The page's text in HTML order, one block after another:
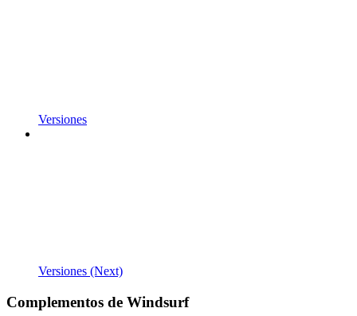
Versiones
Versiones (Next)
Complementos de Windsurf